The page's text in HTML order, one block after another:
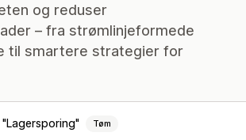
og reduser
– fra strømlinjeformede
til smartere strategier for
Lagersporing Tøm